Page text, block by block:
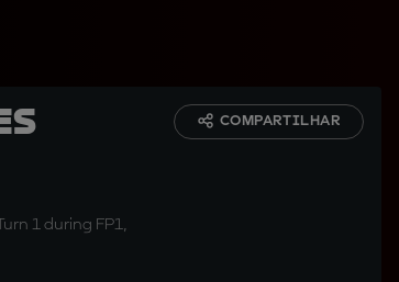
1 during FP1,
COMPARTILHAR